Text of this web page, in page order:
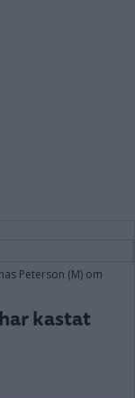
Peterson (M) om
kastat